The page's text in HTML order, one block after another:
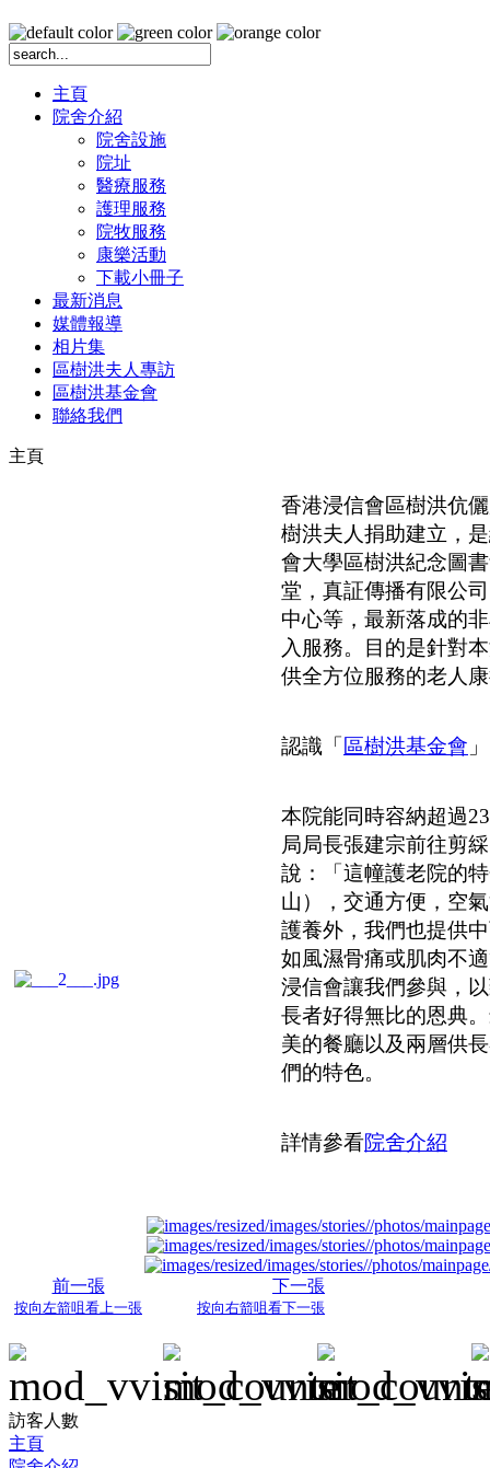
主頁
院舍介紹
院舍設施
院址
醫療服務
護理服務
院牧服務
康樂活動
下載小冊子
最新消息
媒體報導
相片集
區樹洪夫人專訪
區樹洪基金會
聯絡我們
主頁
香港浸信會區樹洪伉
樹洪夫人捐助建立，
會大學區樹洪紀念圖
堂，真証傳播有限公
中心等，最新落成的
入服務。目的是針對
供全方位服務的老人
認識「 區樹洪基金會 」
本院能同時容納超過
局局長張建宗前往剪
說：「這幢護老院的
山），交通方便，空
護養外，我們也提供
如風濕骨痛或肌肉不
浸信會讓我們參與，
長者好得無比的恩典
美的餐廳以及兩層供
們的特色。
詳情參看院舍介紹
前一張
按向左箭咀看上一張
下一張
按向右箭咀看下一張
訪客人數
主頁